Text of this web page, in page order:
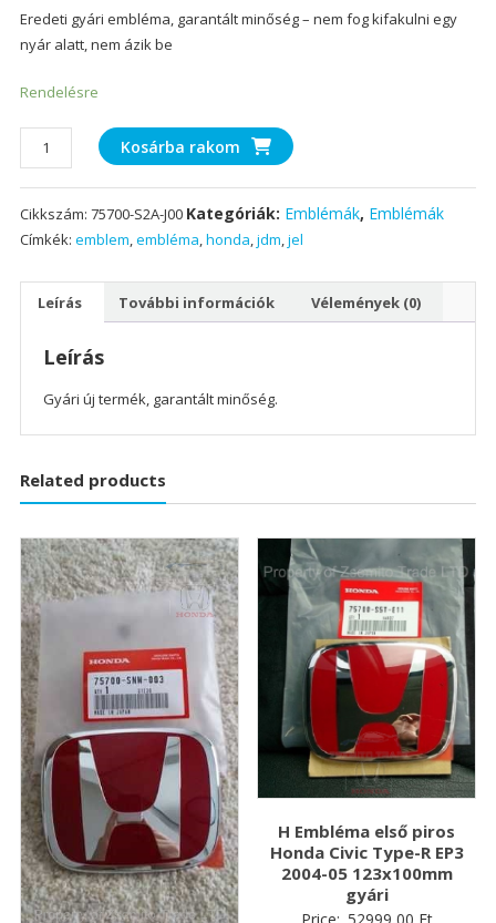
Eredeti gyári embléma, garantált minőség – nem fog kifakulni egy
nyár alatt, nem ázik be
Rendelésre
S2000
első
embléma
króm
mennyiség
Kosárba rakom
Cikkszám: 75700-S2A-J00 Kategóriák: Emblémák, Emblémák
Címkék: emblem,embléma,honda,jdm,jel
Leírás További információk Vélemények (0)
Leírás
Gyári új termék, garantált minőség.
Related products
H Embléma első piros
Honda Civic Type-R EP3
2004-05 123x100mm
gyári